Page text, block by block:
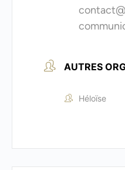
AUTRES
Héloïse